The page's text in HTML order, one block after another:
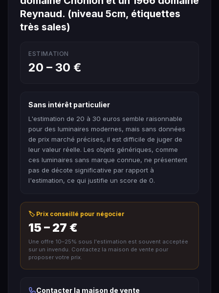
Reynaud. (niveau 5cm, étiquettes
très sales)
ESTIMATION
20 – 30 €
Sans intérêt particulier
L'estimation de 20 à 30 euros semble raisonnable
pour des luminaires modernes, mais sans données
de prix marché précises, il est difficile de juger de
leur valeur réelle. Les objets génériques, comme
ces luminaires sans marque connue, ne présentent
pas de décote significative par rapport à
l'estimation, ce qui justifie un score de 0.
🏷️ Prix conseillé pour négocier
15 – 27 €
Une offre 10–25% sous l'estimation est souvent acceptée
sur un invendu. Contactez la maison de vente pour
proposer votre prix.
Contacter la maison de vente